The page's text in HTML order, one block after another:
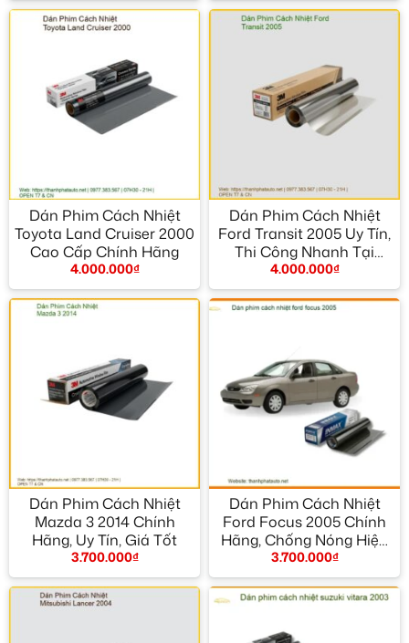
Dán Phim Cách Nhiệt
Toyota Land Cruiser 2000
Cao Cấp Chính Hãng
4.000.000₫
Dán Phim Cách Nhiệt
Ford Transit 2005 Uy Tín,
Thi Công Nhanh Tại
TPHCM
4.000.000₫
Dán Phim Cách Nhiệt
Mazda 3 2014 Chính
Hãng, Uy Tín, Giá Tốt
3.700.000₫
Dán Phim Cách Nhiệt
Ford Focus 2005 Chính
Hãng, Chống Nóng Hiệu
Quả
3.700.000₫